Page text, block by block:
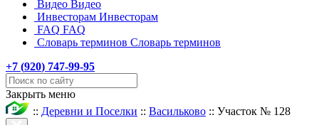
Видео Видео
Инвесторам Инвесторам
FAQ FAQ
Словарь терминов Словарь терминов
+7 (920) 747-99-95
Закрыть меню
:: Деревни и Поселки :: Васильково :: Участок № 128